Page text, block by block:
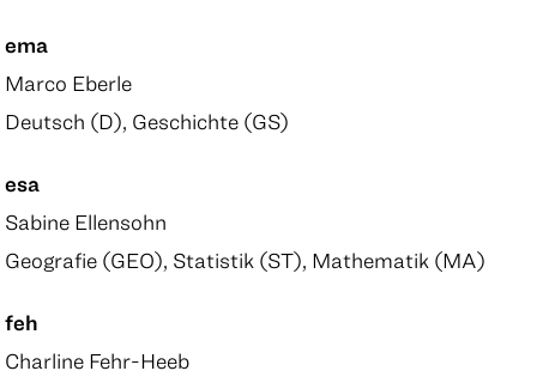
ema
Marco Eberle
Deutsch (D), Geschichte (GS)
esa
Sabine Ellensohn
Geografie (GEO), Statistik (ST), Mathematik (MA)
feh
Charline Fehr-Heeb